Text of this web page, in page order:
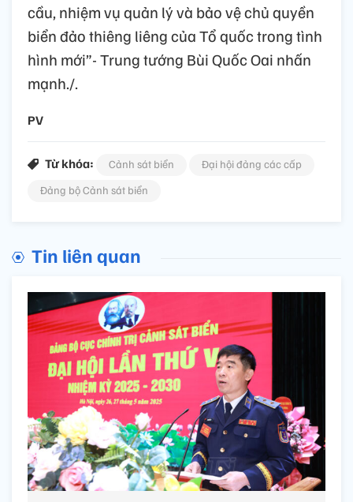
cầu, nhiệm vụ quản lý và bảo vệ chủ quyền
biển đảo thiêng liêng của Tổ quốc trong tình
hình mới”- Trung tướng Bùi Quốc Oai nhấn
mạnh./.
PV
Từ khóa: Cảnh sát biển
Đại hội đảng các cấp
Đảng bộ Cảnh sát biển
Tin liên quan